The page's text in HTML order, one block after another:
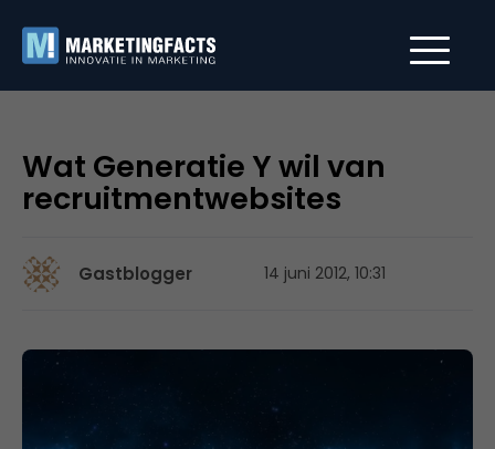
Wat Generatie Y wil van
recruitmentwebsites
Gastblogger 14 juni 2012, 10:31